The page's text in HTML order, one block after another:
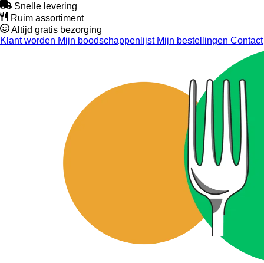
Snelle levering
Ruim assortiment
Altijd gratis bezorging
Klant worden Mijn boodschappenlijstMijn bestellingen Contact